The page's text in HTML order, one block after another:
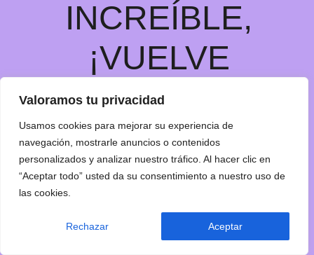
Valoramos tu privacidad
Usamos cookies para mejorar su experiencia de
navegación, mostrarle anuncios o contenidos
personalizados y analizar nuestro tráfico. Al hacer clic en
“Aceptar todo” usted da su consentimiento a nuestro uso de
las cookies.
Rechazar Aceptar
INCREÍBLE,
¡VUELVE
PRONTO!